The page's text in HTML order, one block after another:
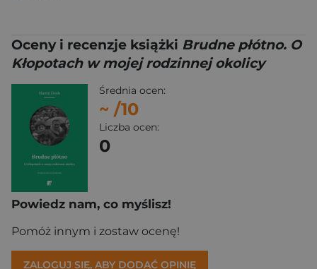
Oceny i recenzje książki Brudne płótno. O
Kłopotach w mojej rodzinnej okolicy
Średnia ocen:
~ /10
Liczba ocen:
0
Powiedz nam, co myślisz!
Pomóż innym i zostaw ocenę!
ZALOGUJ SIĘ, ABY DODAĆ OPINIĘ